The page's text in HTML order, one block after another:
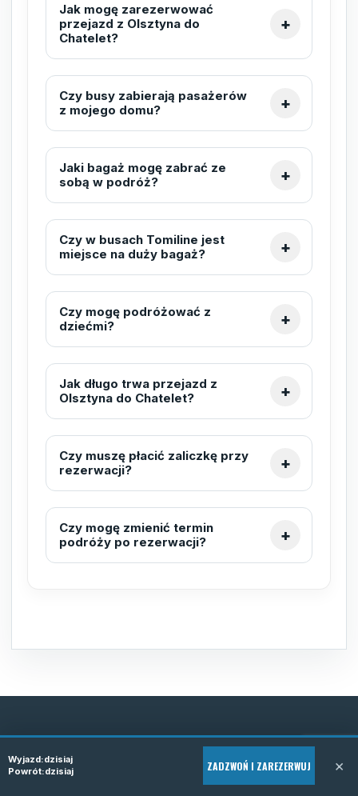
Jak mogę zarezerwować
przejazd z Olsztyna do
Chatelet?
Czy busy zabierają pasażerów
z mojego domu?
Jaki bagaż mogę zabrać ze
sobą w podróż?
Czy w busach Tomiline jest
miejsce na duży bagaż?
Czy mogę podróżować z
dziećmi?
Jak długo trwa przejazd z
Olsztyna do Chatelet?
Czy muszę płacić zaliczkę przy
rezerwacji?
Czy mogę zmienić termin
podróży po rezerwacji?
Zarezerwuj bus do Belgii
Wyjazd:dzisiaj
Powrót:dzisiaj ZADZWOŃ I ZAREZERWUJ ×